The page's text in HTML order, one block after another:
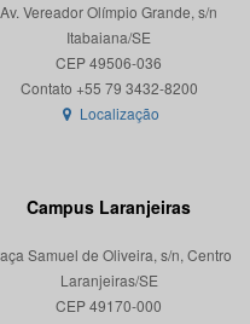
Av. Vereador Olímpio Grande, s/n
Itabaiana/SE
CEP 49506-036
Localização
Campus Laranjeiras
Samuel de Oliveira, s/n, Centro
Laranjeiras/SE
CEP 49170-000